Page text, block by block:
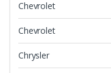
Chevrolet
Chevrolet
Chrysler